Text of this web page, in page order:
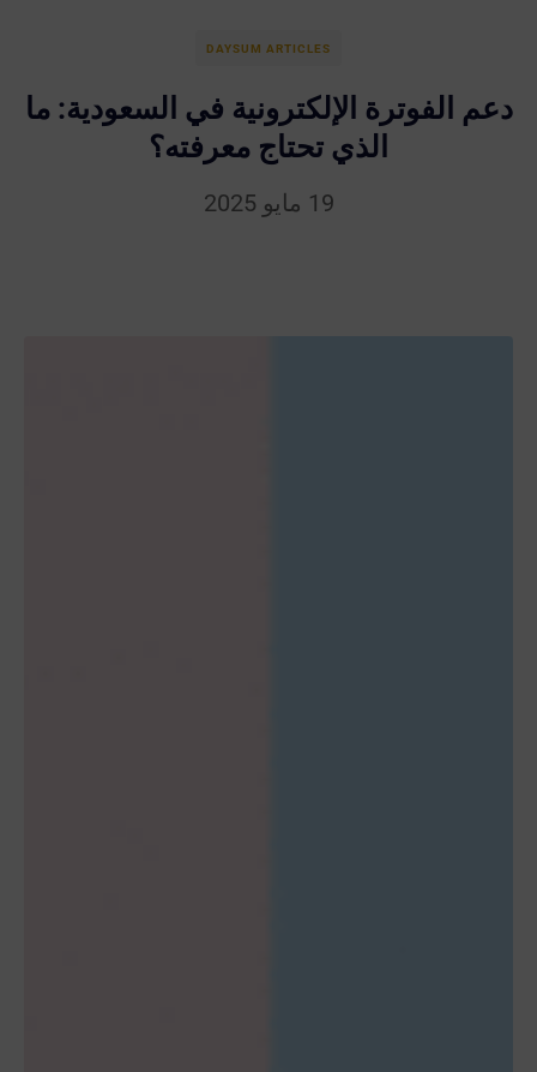
DAYSUM ARTICLES
دعم الفوترة الإلكترونية في السعودية: ما
الذي تحتاج معرفته؟
19 مايو 2025